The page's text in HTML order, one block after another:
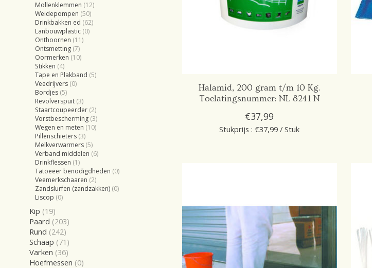
Mollenklemmen (12)
Weidepompen (50)
Drinkbakken ed (62)
Lanbouwplastic (0)
Onthoornen (11)
Ontsmetting (7)
Oormerken (10)
Stikken (4)
Tape en Plakband (5)
Veedrijvers (0)
Bordjes (5)
Revolverspuit (3)
Staartcoupeerder (2)
Vorstbescherming (3)
Wegen en meten (10)
Pillenschieters (3)
Melkverwarmers (5)
Verband middelen (6)
Drinkflessen (1)
Tatoeëer benodigdheden (0)
Veemerkschaaren (2)
Zandslurfen (zandzakken) (0)
Liscop (0)
Kip (19)
Paard (203)
Rund (242)
Schaap (71)
Varken (36)
Hoefmessen (0)
Halamid, 200 gram t/m 10 Kg.
Toelatingsnummer: NL 8241 N
€37,99
Stukprijs : €37,99 / Stuk